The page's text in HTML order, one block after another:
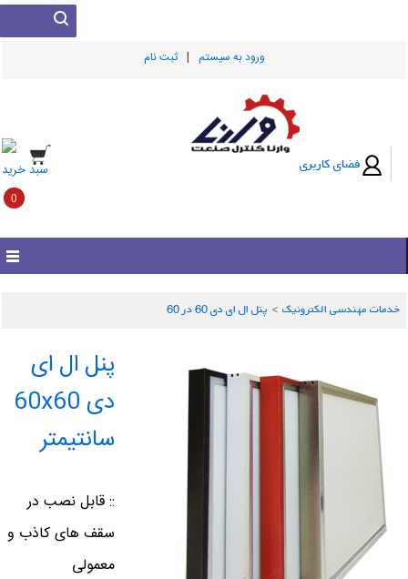
ورود به سيستم| ثبت نام
فضای کاربری سبد خرید
0
خدمات مهندسی الکترونیک> پنل ال ای دی 60 در 60
پنل ال ای
دی 60x60
سانتیمتر
:: قابل نصب در
سقف های کاذب و
معمولی